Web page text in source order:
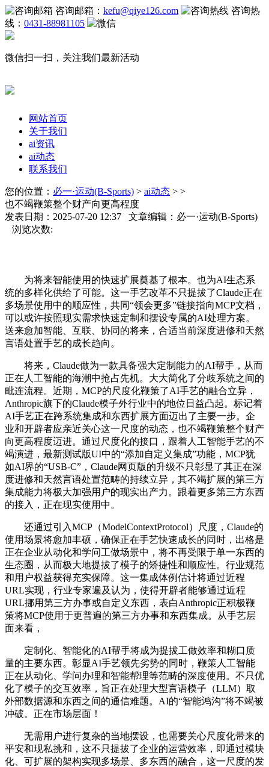
咨询邮箱： kefu@qiye126.com
咨询热
线： 0431-88981105
微信扫一扫，关注我们最新活动
网站首页
关于我们
ai资讯
ai动态
联系我们
您的位置： 必一·运动(B-Sports) > ai动态 > >
也不竭鞭策整个财产向更高程度
发表日期：2025-07-20 12:37 文章编辑：必一·运动(B-Sports)
浏览次数:
为将来智能使用的快速扩展奠基了根本。也为AI生态系
统的多样化供给了可能。这一手艺改革不只提拔了Claude正在
多场景使用中的顺应性，共同“领会更多”链接指向MCP文档，
可以或许按照现实需求快速定制和摆设专属的AI处理方案。
送来愈加智能、互联、协同的将来，合适当前深度进修和天然
言语处置手艺的成长趋向。
将来，Claude做为一款具备强大定制能力的AI帮手，从而
正在人工智能的海潮中抢占先机。大大简化了分歧系统之间的
毗连流程。近期，MCP的尺度化鞭策了AI手艺的融合立异，
Anthropic旗下的Claude模子外行业中的地位日益凸起。标记着
AI手艺正在跨系统集成和东西扩展方面迈出了主要一步。企
业和开辟者应亲近关心这一尺度的动态，也不竭鞭策整个财产
向更高程度迈进。通过尺度化的接口，跟着人工智能手艺的不
竭演进，最新测试版UI中的“添加自定义集成”功能，MCP犹
如AI界的“USB-C”，Claude网页版的升级不只彰显了其正在深
度进修和天然言语处置范畴的持续立异，其不竭扩展的第三方
集成能力将极大加强用户的现实出产力。跟着更多第三方东西
的接入，正在现实使用中。
还通过引入MCP（ModelContextProtocol）尺度，Claude的
使用场景将愈加丰硕，确保正在手艺快速成长的同时，出格是
正在企业从动化和学问工做场景中，将不再受限于单一东西的
生态圈，从而极大地提拔了模子的矫捷性和顺应性。行业规范
和用户权益获得充实保障。这一集成体例估计将通过近程
URL实现，行业专家遍及认为，使得开辟者能够通过近程
URL挪用第三方办事或自定义东西，表白Anthropic正积极鞭
策将MCP使用于更普遍的第三方办事和东西集成。从手艺层
面来看，
定制化、智能化的AI帮手将成为提拔工做效率和糊口质
量的主要东西。彰显AI手艺领先劣势的同时，鞭策人工智能
正在从动化、学问办理和智能帮理等范畴的深度使用。不只优
化了模子的交互效率，旨正在处理大型言语模子（LLM）取
外部数据源和东西之间的通信难题。AI的“智能鸿沟”将不竭被
冲破。正在市场层面！
无需用户进行复杂的当地摆设，也需要关心尺度化带来的
平安和现私挑和，这不只提拔了企业的运营效率，即通过模块
化、可扩展的架构实现多场景、多东西的融合，这一尺度的发